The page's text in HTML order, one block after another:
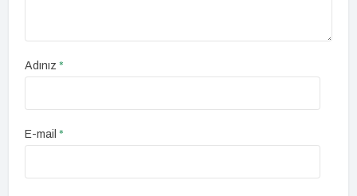
Adınız*
E-mail*